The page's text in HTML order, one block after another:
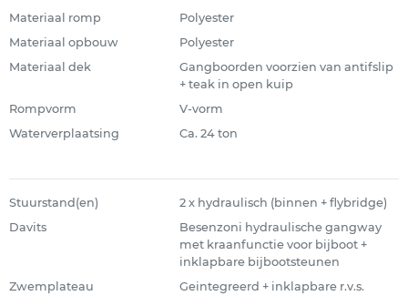
Materiaal romp
Polyester
Materiaal opbouw
Polyester
Materiaal dek
Gangboorden voorzien van antifslip
+ teak in open kuip
Rompvorm
V-vorm
Waterverplaatsing
Ca. 24 ton
Stuurstand(en)
2 x hydraulisch (binnen + flybridge)
Davits
Besenzoni hydraulische gangway
met kraanfunctie voor bijboot +
inklapbare bijbootsteunen
Zwemplateau
Geintegreerd + inklapbare r.v.s.